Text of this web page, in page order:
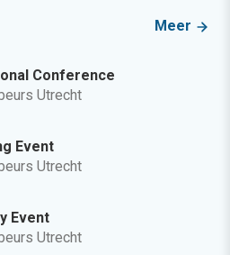
Meer
Conference
Utrecht
Event
Utrecht
Event
Utrecht